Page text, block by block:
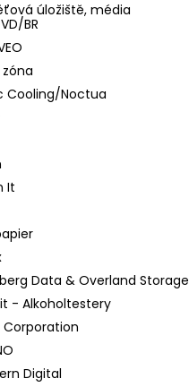
úložiště, média
BR
Cooling/Noctua
It
Data & Overland Storage
- Alkoholtestery
Corporation
Digital